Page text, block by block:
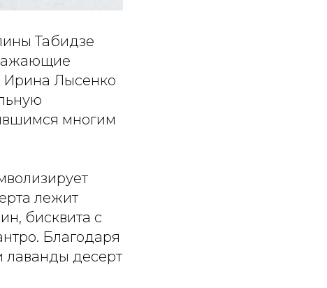
Табидзе
Ирина Лысенко
многим
лежит
бисквита с
Благодаря
лаванды десерт